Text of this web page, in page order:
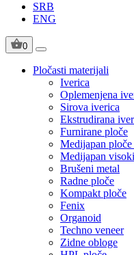
SRB
ENG
0
Pločasti materijali
Iverica
Oplemenjena
Sirova iverica
Ekstrudirana
Furnirane ploče
Medijapan
Medijapan
Brušeni metal
Radne ploče
Kompakt ploče
Fenix
Organoid
Techno veneer
Zidne obloge